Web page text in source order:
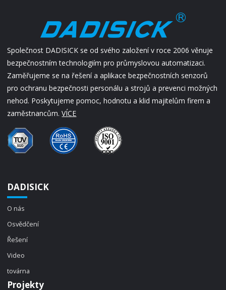
Společnost DADISICK se od svého založení v roce 2006 věnuje
bezpečnostním technologiím pro průmyslovou automatizaci.
Zaměřujeme se na řešení a aplikace bezpečnostních senzorů
pro ochranu bezpečnosti personálu a strojů a prevenci možných
nehod. Poskytujeme pomoc, hodnotu a klid majitelům firem a
zaměstnancům.VÍCE
DADISICK
O nás
Osvědčení
Řešení
Video
továrna
Projekty